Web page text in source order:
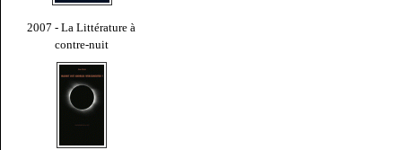
2007 - La Littérature à
contre-nuit